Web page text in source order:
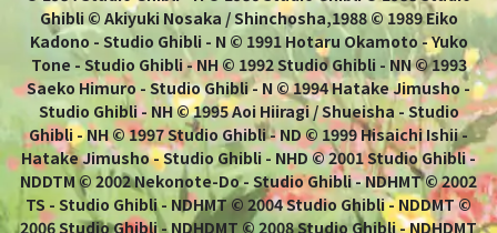
Ghibli © Akiyuki Nosaka / Shinchosha,1988 © 1989 Eiko
Kadono - Studio Ghibli - N © 1991 Hotaru Okamoto - Yuko
Tone - Studio Ghibli - NH © 1992 Studio Ghibli - NN © 1993
Saeko Himuro - Studio Ghibli - N © 1994 Hatake Jimusho -
Studio Ghibli - NH © 1995 Aoi Hiiragi / Shueisha - Studio
Ghibli - NH © 1997 Studio Ghibli - ND © 1999 Hisaichi Ishii -
Hatake Jimusho - Studio Ghibli - NHD © 2001 Studio Ghibli -
NDDTM © 2002 Nekonote-Do - Studio Ghibli - NDHMT © 2002
TS - Studio Ghibli - NDHMT © 2004 Studio Ghibli - NDDMT ©
2006 Studio Ghibli - NDHDMT © 2008 Studio Ghibli - NDHDMT